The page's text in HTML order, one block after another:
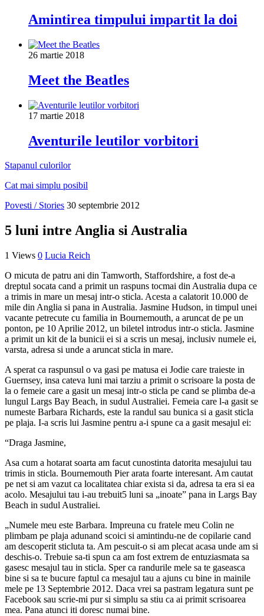
Amintirea timpului impartit la doi
26 martie 2018
Meet the Beatles
17 martie 2018
Aventurile leutilor vorbitori
Stapanul culorilor
Cat mai simplu posibil
Povesti / Stories 30 septembrie 2012
5 luni intre Anglia si Australia
1 Views 0 Lucia Reich
O micuta de patru ani din Tamworth, Staffordshire, a fost de-a
dreptul socata cand a primit un raspuns tocmai din Australia dupa ce
a trimis in mare un mesaj intr-o sticla. Acesta a calatorit 10.000 de
mile din Anglia si pana in Australia. Jasmine Hudson, in timpul unei
vacante petrecute cu familia in Bournemouth, a aruncat de pe un
ponton, pe 10 Aprilie 2012, un biletel introdus intr-o sticla. Jasmine
a primit un kit de la bunicii ei si a scris un mesaj, inclusiv numele ei,
varsta, adresa si unde a aruncat sticla in mare.
A sperat ca raspunsul o va gasi pe matusa ei Jodie care traieste in
Guernsey, insa cateva luni mai tarziu a primit o scrisoare la posta de
la o femeie care a gasit un mesaj intr-o sticla pe cand se plimba de-a
lungul Largs Bay Beach, in sudul Australiei. Femeia care l-a gasit se
numeste Barbara Richards, este la randul sau bunica si a gasit sticla
pe plaja. I-a scris lui Jasmine pentru a-i spune ca a gasit mesajul ei:
“Draga Jasmine,
Asa cum a hotarat soarta am facut cunostinta datorita mesajului tau
trimis in sticla. Bournemouth Pier arata foarte interesant. Am cautat
pe net si am vazut ca localitatea chiar exista si da, adresa ta era si ea
acolo. Mesajului tau i-au trebuit5 luni sa „inoate” pana in Largs Bay
Beach in sudul Australiei.
„Numele meu este Barbara. Impreuna cu fratele meu Colin ne
plimbam pe plaja adunand scoici si amintindu-ne de copilarie cand
am descoperit sticluta ta. Am pescuit-o si am plecat acasa unde am si
deschis-o. Trebuie sa-ti spun ca am fost extrem de entuziasmata sa
gasesc mesajul tau in sticla. Sper ca randurile mele sa te gaseasca
bine si sa te bucure faptul ca mesajul tau a ajuns cu bine in mainile
mele pe 13 Septembrie 2012. Daca vrei sa pastram legatura sunt pe
Facebook sau scrie-mi pur si simplu sa stiu ca ai primit scrisoarea
mea. Pana atunci iti doresc numai bine.